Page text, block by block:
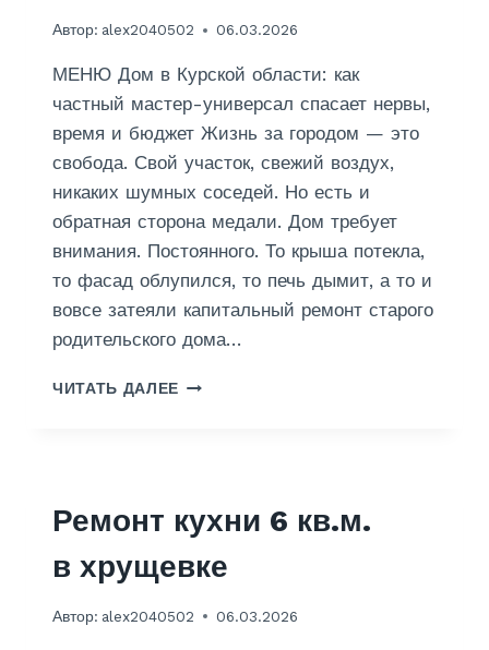
Автор: alex2040502 06.03.2026
МЕНЮ Дом в Курской области: как
частный мастер-универсал спасает нервы,
время и бюджет Жизнь за городом — это
свобода. Свой участок, свежий воздух,
никаких шумных соседей. Но есть и
обратная сторона медали. Дом требует
внимания. Постоянного. То крыша потекла,
то фасад облупился, то печь дымит, а то и
вовсе затеяли капитальный ремонт старого
родительского дома…
ЧИТАТЬ ДАЛЕЕ
Д
О
М
В
Ремонт кухни 6 кв.м.
в хрущевке
Автор: alex2040502 06.03.2026